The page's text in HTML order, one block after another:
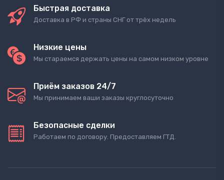
Быстрая доставка
Доставка в РФ и страны СНГ от трёх недель
Низкие цены
Мы стараемся держать цены на самом низком уровне
Приём заказов 24/7
Мы принимаем ваши заказы круглосуточно
Безопасные сделки
Работаем по договору. Предоставляем ГТД.